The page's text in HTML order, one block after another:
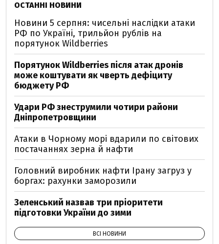
ОСТАННІ НОВИНИ
Новини 5 серпня: чисельні наслідки атаки
РФ по Україні, трильйон рублів на
порятунок Wildberries
Порятунок Wildberries після атак дронів
може коштувати як чверть дефіциту
бюджету РФ
Удари РФ знеструмили чотири райони
Дніпропетровщини
Атаки в Чорному морі вдарили по світових
постачаннях зерна й нафти
Головний виробник нафти Ірану загруз у
боргах: рахунки заморозили
Зеленський назвав три пріоритети
підготовки України до зими
ВСІ НОВИНИ